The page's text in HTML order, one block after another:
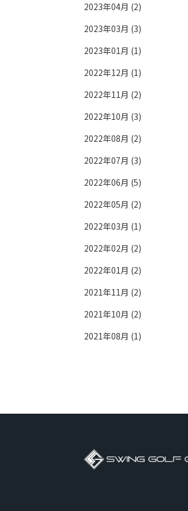
2023年04月 (2)
2023年03月 (3)
2023年01月 (1)
2022年12月 (1)
2022年11月 (2)
2022年10月 (3)
2022年08月 (2)
2022年07月 (3)
2022年06月 (5)
2022年05月 (2)
2022年03月 (1)
2022年02月 (2)
2022年01月 (2)
2021年11月 (2)
2021年10月 (2)
2021年08月 (1)